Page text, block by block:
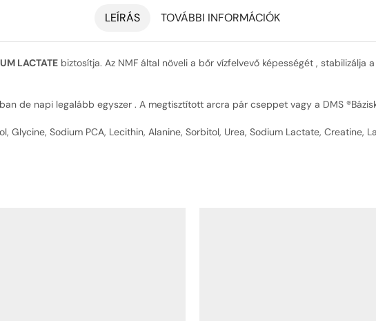
LEÍRÁS TOVÁBBI INFORMÁCIÓK
LACTATE biztosítja. Az NMF által növeli a bőr vízfelvevő képességét , stabilizálja
de napi legalább egyszer . A megtisztított arcra pár cseppet vagy a DMS
Glycine, Sodium PCA, Lecithin, Alanine, Sorbitol, Urea, Sodium Lactate, Creatine,